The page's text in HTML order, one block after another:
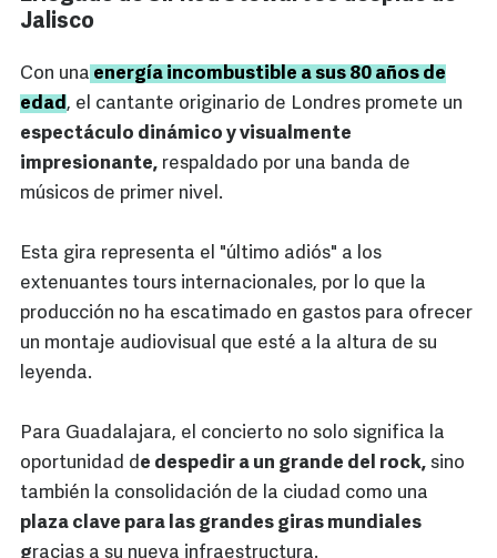
Jalisco
Con una energía incombustible a sus 80 años de
edad, el cantante originario de Londres promete un
espectáculo dinámico y visualmente
impresionante, respaldado por una banda de
músicos de primer nivel.
Esta gira representa el "último adiós" a los
extenuantes tours internacionales, por lo que la
producción no ha escatimado en gastos para ofrecer
un montaje audiovisual que esté a la altura de su
leyenda.
Para Guadalajara, el concierto no solo significa la
oportunidad de despedir a un grande del rock, sino
también la consolidación de la ciudad como una
plaza clave para las grandes giras mundiales
gracias a su nueva infraestructura.